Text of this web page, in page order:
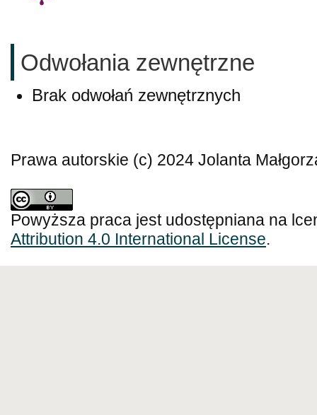
Odwołania zewnętrzne
Brak odwołań zewnętrznych
Prawa autorskie (c) 2024 Jolanta
Powyższa praca jest udostępniana na
Attribution 4.0 International License.